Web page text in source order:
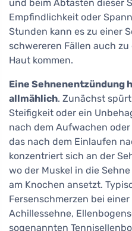
und beim Abtasten dieser
Empfindlichkeit oder
Stunden kann es zu einer
schwereren Fällen auch
Haut kommen.
Eine Sehnenentzündung
allmählich. Zunächst
Steifigkeit oder ein
nach dem Aufwachen
das nach dem Einlaufen
konzentriert sich an der
wo der Muskel in die
am Knochen ansetzt.
Fersenschmerzen bei
Achillessehne,
sogenannten